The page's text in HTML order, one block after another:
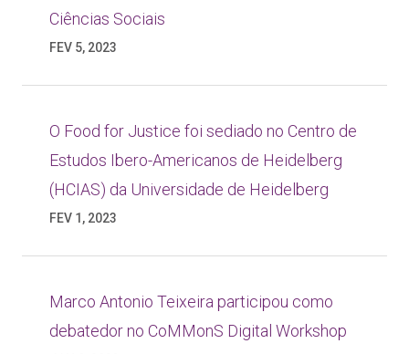
Ciências Sociais
FEV 5, 2023
O Food for Justice foi sediado no Centro de
Estudos Ibero-Americanos de Heidelberg
(HCIAS) da Universidade de Heidelberg
FEV 1, 2023
Marco Antonio Teixeira participou como
debatedor no CoMMonS Digital Workshop